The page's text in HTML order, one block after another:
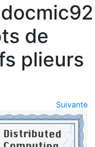
de
plieurs
Suivante